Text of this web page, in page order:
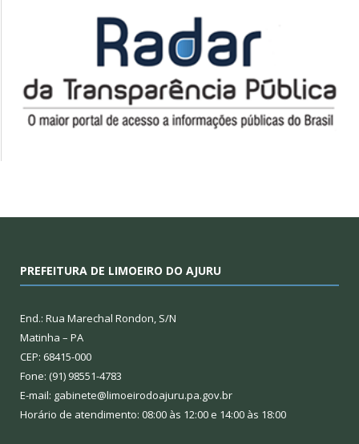
PREFEITURA DE LIMOEIRO DO AJURU
End.: Rua Marechal Rondon, S/N
Matinha – PA
CEP: 68415-000
Fone: (91) 98551-4783
E-mail: gabinete@limoeirodoajuru.pa.gov.br
Horário de atendimento: 08:00 às 12:00 e 14:00 às 18:00